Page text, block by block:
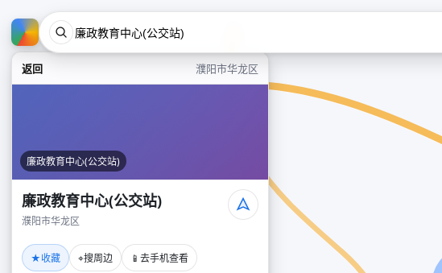
返回 濮阳市华龙区
廉政教育中心(公交站)
廉政教育中心(公交站)
濮阳市华龙区
★收藏 ⌖搜周边 📱 去手机查看